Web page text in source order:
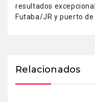
resultados
Futaba/JR y puerto de
Relacionados